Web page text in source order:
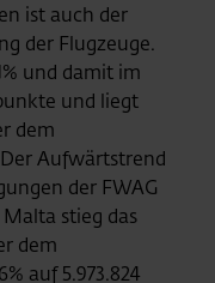
ist auch der
der Flugzeuge.
und damit im
und liegt
dem
Der Aufwärtstrend
der FWAG
stieg das
dem
auf 5.973.824